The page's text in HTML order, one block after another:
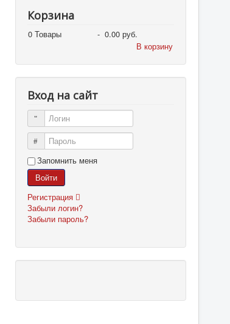
Корзина
0 Товары - 0.00 руб.
В корзину
Вход на сайт
Логин
Пароль
Запомнить меня
Войти
Регистрация
Забыли логин?
Забыли пароль?